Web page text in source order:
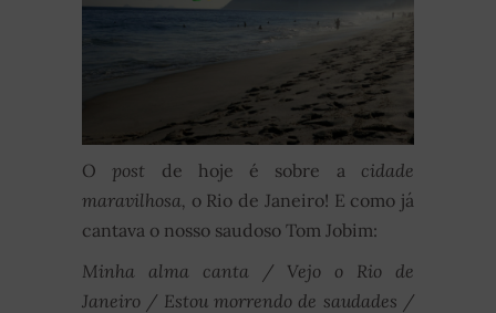
Opost de hoje é sobre a cidade
maravilhosa, o Rio de Janeiro! E como já
cantava o nosso saudoso Tom Jobim:
Minha alma canta / Vejo o Rio de
Janeiro / Estou morrendo de saudades /